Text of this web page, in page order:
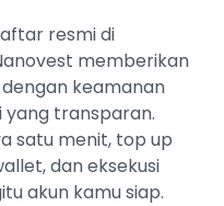
resmi di
memberikan
keamanan
yang transparan.
satu menit, top up
dan eksekusi
akun kamu siap.